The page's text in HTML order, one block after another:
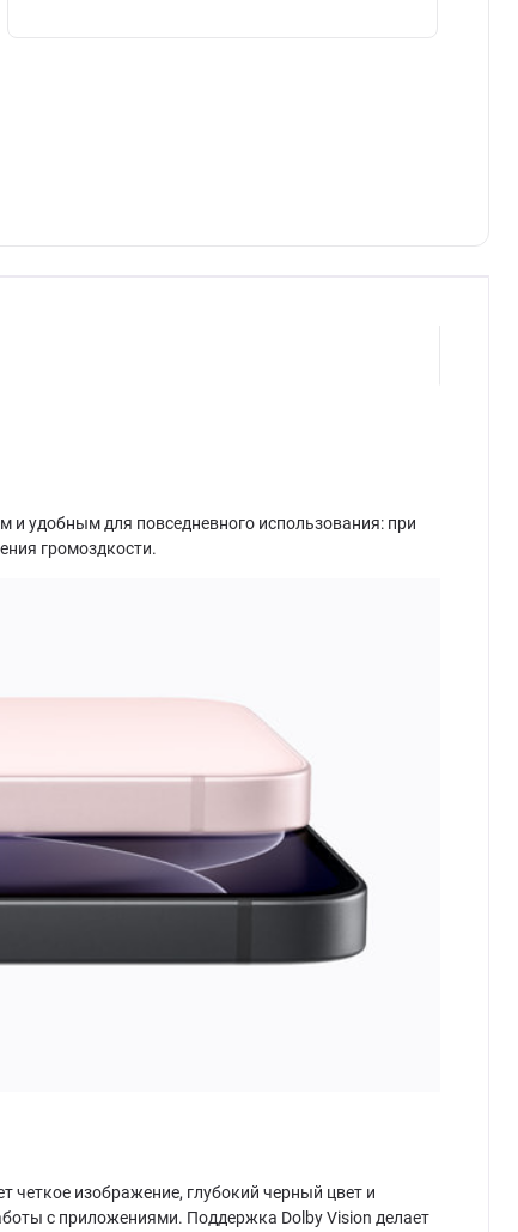
удобным для повседневного использования: при
громоздкости.
изображение, глубокий черный цвет и
с приложениями. Поддержка Dolby Vision делает